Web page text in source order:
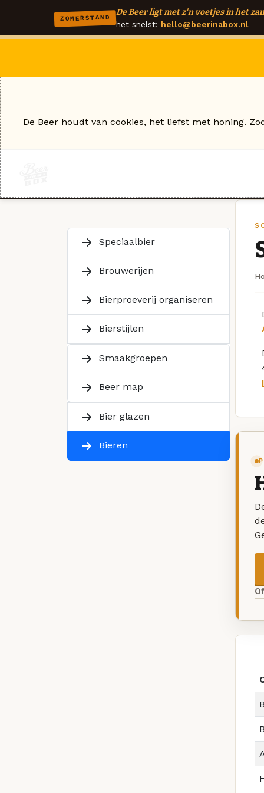
ZOMERSTAND
De Beer ligt met z'n voetjes in het
het snelst: hello@beerinabox.nl
Speciaalbier
Brouwerijen
Bierproeverij organiseren
Bierstijlen
Smaakgroepen
Beer map
Bier glazen
Bieren
De Beer houdt van cookies, het liefst met honing.